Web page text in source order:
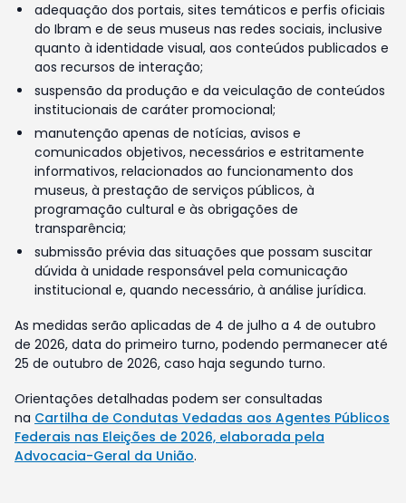
adequação dos portais, sites temáticos e perfis oficiais
do Ibram e de seus museus nas redes sociais, inclusive
quanto à identidade visual, aos conteúdos publicados e
aos recursos de interação;
suspensão da produção e da veiculação de conteúdos
institucionais de caráter promocional;
manutenção apenas de notícias, avisos e
comunicados objetivos, necessários e estritamente
informativos, relacionados ao funcionamento dos
museus, à prestação de serviços públicos, à
programação cultural e às obrigações de
transparência;
submissão prévia das situações que possam suscitar
dúvida à unidade responsável pela comunicação
institucional e, quando necessário, à análise jurídica.
As medidas serão aplicadas de 4 de julho a 4 de outubro
de 2026, data do primeiro turno, podendo permanecer até
25 de outubro de 2026, caso haja segundo turno.
Orientações detalhadas podem ser consultadas
na Cartilha de Condutas Vedadas aos Agentes Públicos
Federais nas Eleições de 2026, elaborada pela
Advocacia-Geral da União.